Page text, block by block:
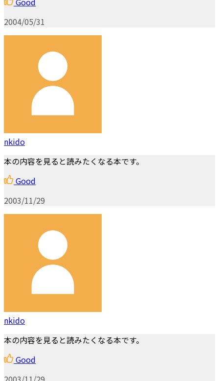
2004/05/31
nkido
本の内容を見ると読みたくなる本です。
Good
2003/11/29
nkido
本の内容を見ると読みたくなる本です。
Good